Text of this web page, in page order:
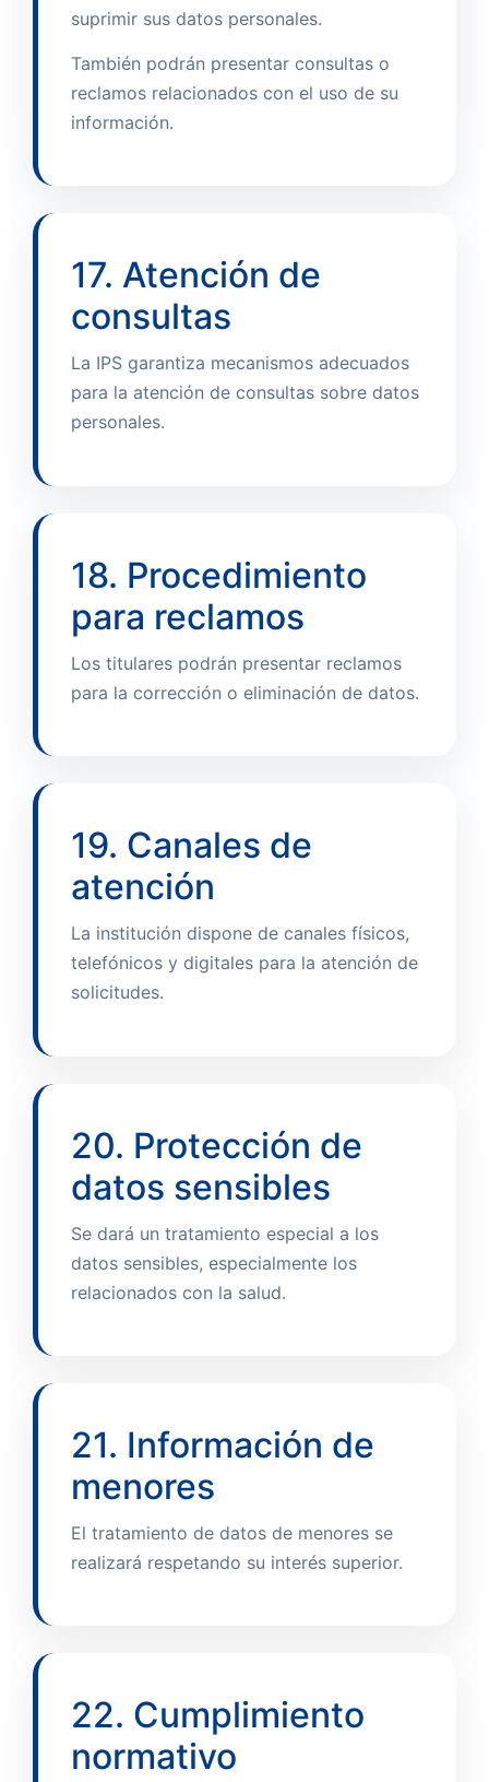
suprimir sus datos personales.
También podrán presentar consultas o
reclamos relacionados con el uso de su
información.
17. Atención de
consultas
La IPS garantiza mecanismos adecuados
para la atención de consultas sobre datos
personales.
18. Procedimiento
para reclamos
Los titulares podrán presentar reclamos
para la corrección o eliminación de datos.
19. Canales de
atención
La institución dispone de canales físicos,
telefónicos y digitales para la atención de
solicitudes.
20. Protección de
datos sensibles
Se dará un tratamiento especial a los
datos sensibles, especialmente los
relacionados con la salud.
21. Información de
menores
El tratamiento de datos de menores se
realizará respetando su interés superior.
22. Cumplimiento
normativo